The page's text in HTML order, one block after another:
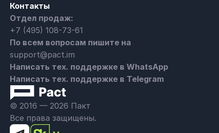
© 2016 — 2026 Пакт
Все права защищены.
Контакты
Отдел продаж:
+7 (495) 108-73-61
По всем вопросам пишите на
support@pact.im
Написать тех. поддержке в WhatsApp
Написать тех. поддержке в Telegram